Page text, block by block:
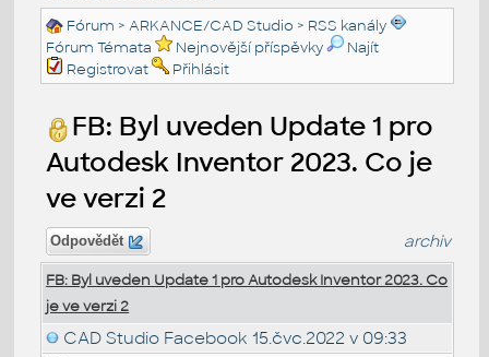
Fórum >ARKANCE/CAD Studio > RSS kanály
Fórum Témata
Nejnovější příspěvky
Najít
Registrovat
Přihlásit
FB: Byl uveden Update 1 pro
Autodesk Inventor 2023. Co je
ve verzi 2
Odpovědět archiv
FB: Byl uveden Update 1 pro Autodesk Inventor 2023. Co
je ve verzi 2
CAD Studio Facebook 15.čvc.2022 v 09:33